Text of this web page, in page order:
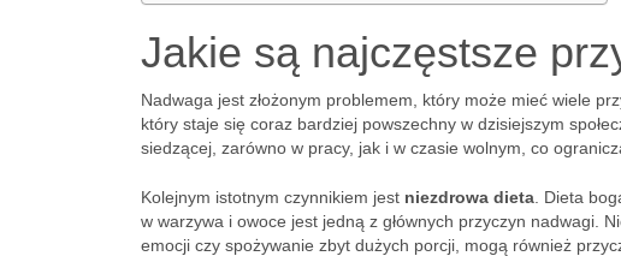
Jakie są najczęstsze
Nadwaga jest złożonym problemem, który może mieć wiele
który staje się coraz bardziej powszechny w dzisiejszym
siedzącej, zarówno w pracy, jak i w czasie wolnym, co
Kolejnym istotnym czynnikiem jest niezdrowa dieta . Dieta
w warzywa i owoce jest jedną z głównych przyczyn nadwagi.
emocji czy spożywanie zbyt dużych porcji, mogą również